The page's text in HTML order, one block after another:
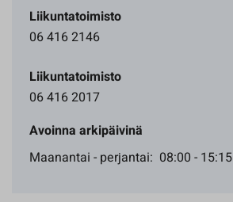
Liikuntatoimisto
06 416 2146
Liikuntatoimisto
06 416 2017
Avoinna arkipäivinä
Maanantai - perjantai: 08:00 - 15:15